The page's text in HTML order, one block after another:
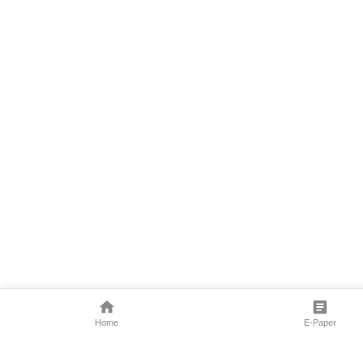
Home E-Paper